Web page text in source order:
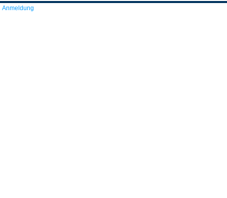
Anmeldung